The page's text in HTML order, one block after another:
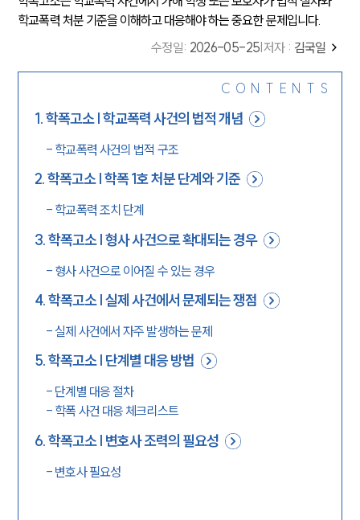
학교폭력 처분 기준을 이해하고 대응해야 하는 중요한 문제입니다.
수정일: 2026-05-25 저자 : 김국일
CONTENTS
1.학폭고소 | 학교폭력 사건의 법적 개념
- 학교폭력 사건의 법적 구조
2.학폭고소 | 학폭 1호 처분 단계와 기준
- 학교폭력 조치 단계
3.학폭고소 | 형사 사건으로 확대되는 경우
- 형사 사건으로 이어질 수 있는 경우
4.학폭고소 | 실제 사건에서 문제되는 쟁점
-실제 사건에서 자주 발생하는 문제
5.학폭고소 | 단계별 대응 방법
- 단계별 대응 절차
- 학폭 사건 대응 체크리스트
6.학폭고소 | 변호사 조력의 필요성
- 변호사 필요성